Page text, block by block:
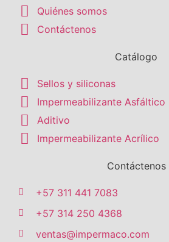
Quiénes somos
Contáctenos
Catálogo
Sellos y siliconas
Impermeabilizante Asfáltico
Aditivo
Impermeabilizante Acrílico
Contáctenos
+57 311 441 7083
+57 314 250 4368
ventas@impermaco.com